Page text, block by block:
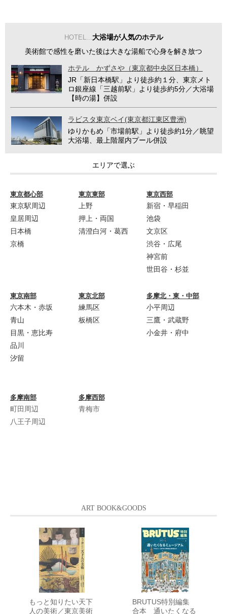
HOTEL...大浴場が人気のホテル
美術館で感性を磨いた後は大きな湯船で心身を解き放つ
ホテル かずさや（東京都中央区日本橋）
JR「新日本橋駅」より徒歩約１分、東京メト
ロ銀座線「三越前駅」より徒歩約5分／大浴場
【時の湯】併設
ラビスタ東京ベイ(東京都江東区豊洲)
ゆりかもめ「市場前駅」より徒歩約1分／眺望
大浴場、最上階屋内プール併設
エリアで選ぶ
東京都心部
東京駅周辺
皇居周辺
日本橋
京橋
東京東部
上野
押上・両国
清澄白河・葛西
東京西部
新宿・早稲田
池袋
文京区
渋谷・広尾
神宮前
世田谷・杉並
東京南部
六本木・赤坂
青山
目黒・恵比寿
品川
汐留
東京北部
練馬区
板橋区
多摩北・東・中部
小平周辺
三鷹・武蔵野
小金井・府中
多摩南部
町田周辺
八王子周辺
多摩西部
青梅市
ART BOOK&GOODS
もっと知りたい天下
人の美術／東京美術
BRUTUS特別編集
合本 通いたくなる